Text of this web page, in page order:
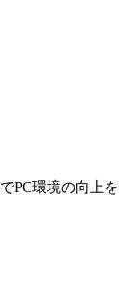
でPC環境の向上を